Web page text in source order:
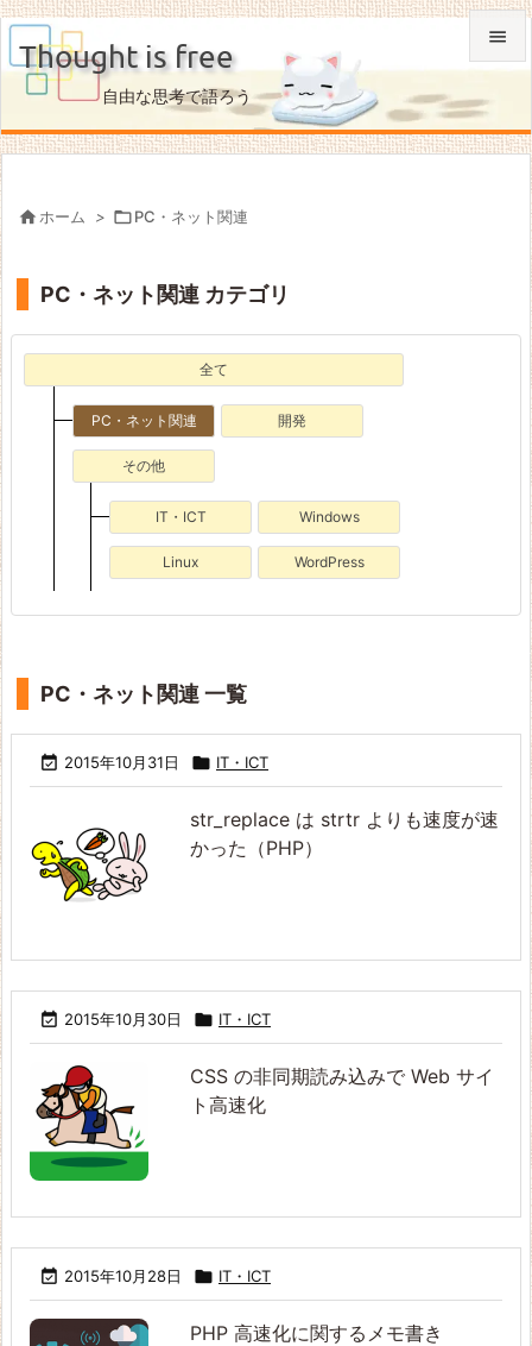
Thought is free
自由な思考で語ろう

メニュ


 ホーム > PC・ネット関連
PC・ネット関連 カテゴリ
全て
PC・ネット関連 開発
その他
IT・ICT Windows
Linux WordPress
PC・ネット関連 一覧
 2015年10月31日  IT・ICT
str_replace は strtr よりも速度が速
かった（PHP）
 2015年10月30日  IT・ICT
CSS の非同期読み込みで Web サイ
ト高速化
 2015年10月28日  IT・ICT
PHP 高速化に関するメモ書き